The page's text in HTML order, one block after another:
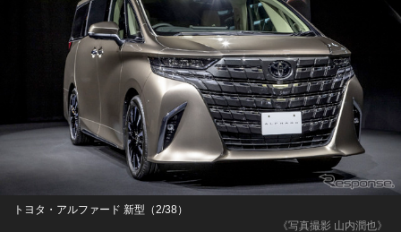
《写真撮影 山内潤也》
トヨタ・アルファード 新型（2/38）